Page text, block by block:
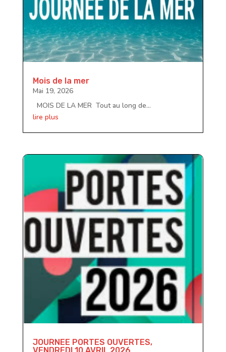
Mois de la mer
Mai 19, 2026
MOIS DE LA MER Tout au long de...
lire plus
JOURNEE PORTES OUVERTES,
VENDREDI 10 AVRIL 2026